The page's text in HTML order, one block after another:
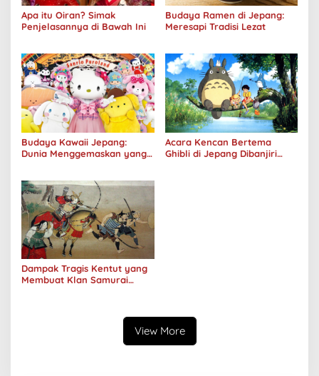
Apa itu Oiran? Simak
Penjelasannya di Bawah Ini
Budaya Ramen di Jepang:
Meresapi Tradisi Lezat
Budaya Kawaii Jepang:
Dunia Menggemaskan yang
Acara Kencan Bertema
Ghibli di Jepang Dibanjiri
Dampak Tragis Kentut yang
Membuat Klan Samurai
View More